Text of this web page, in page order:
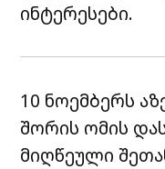
ინტერესები.
10 ნოემბერს
შორის ომის
მიღწეული